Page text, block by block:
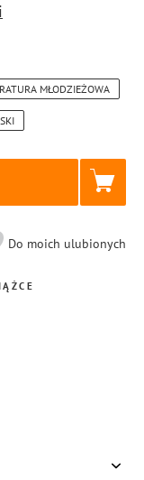
MŁODZIEŻOWA
Do moich ulubionych